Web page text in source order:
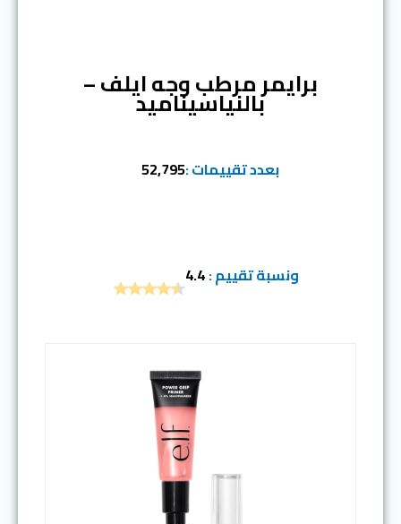
برايمر مرطب وجه ايلف –
بالنياسيناميد
بعدد تقييمات :52,795
ونسبة تقييم :4.4